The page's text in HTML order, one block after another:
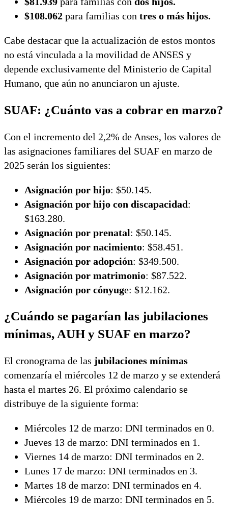
$108.062 para familias con tres o más hijos.
Cabe destacar que la actualización de estos montos
no está vinculada a la movilidad de ANSES y
depende exclusivamente del Ministerio de Capital
Humano, que aún no anunciaron un ajuste.
SUAF: ¿Cuánto vas a cobrar en marzo?
Con el incremento del 2,2% de Anses, los valores de
las asignaciones familiares del SUAF en marzo de
2025 serán los siguientes:
Asignación por hijo: $50.145.
Asignación por hijo con discapacidad:
$163.280.
Asignación por prenatal: $50.145.
Asignación por nacimiento: $58.451.
Asignación por adopción: $349.500.
Asignación por matrimonio: $87.522.
Asignación por cónyuge: $12.162.
¿Cuándo se pagarían las jubilaciones
mínimas, AUH y SUAF en marzo?
El cronograma de las jubilaciones mínimas
comenzaría el miércoles 12 de marzo y se extenderá
hasta el martes 26. El próximo calendario se
distribuye de la siguiente forma:
Miércoles 12 de marzo: DNI terminados en 0.
Jueves 13 de marzo: DNI terminados en 1.
Viernes 14 de marzo: DNI terminados en 2.
Lunes 17 de marzo: DNI terminados en 3.
Martes 18 de marzo: DNI terminados en 4.
Miércoles 19 de marzo: DNI terminados en 5.